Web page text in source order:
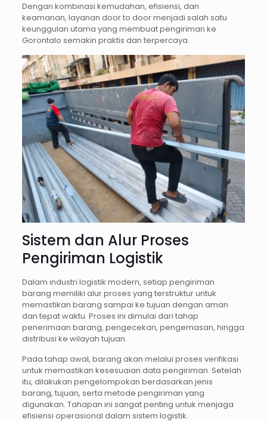
Dengan kombinasi kemudahan, efisiensi, dan
keamanan, layanan door to door menjadi salah satu
keunggulan utama yang membuat pengiriman ke
Gorontalo semakin praktis dan terpercaya.
Sistem dan Alur Proses
Pengiriman Logistik
Dalam industri logistik modern, setiap pengiriman
barang memiliki alur proses yang terstruktur untuk
memastikan barang sampai ke tujuan dengan aman
dan tepat waktu. Proses ini dimulai dari tahap
penerimaan barang, pengecekan, pengemasan, hingga
distribusi ke wilayah tujuan.
Pada tahap awal, barang akan melalui proses verifikasi
untuk memastikan kesesuaian data pengiriman. Setelah
itu, dilakukan pengelompokan berdasarkan jenis
barang, tujuan, serta metode pengiriman yang
digunakan. Tahapan ini sangat penting untuk menjaga
efisiensi operasional dalam sistem logistik.